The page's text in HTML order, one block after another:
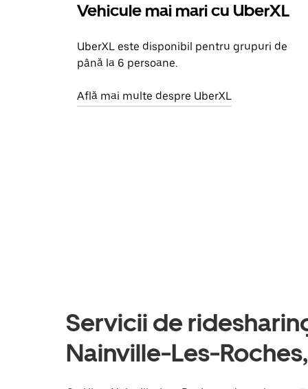
Vehicule mai mari cu UberXL
UberXL este disponibil pentru grupuri de
până la 6 persoane.
Află mai multe despre UberXL
Servicii de
Nainville-Les-